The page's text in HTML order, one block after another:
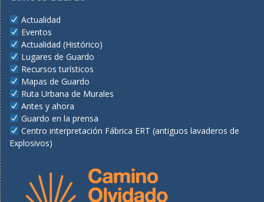
Actualidad
Eventos
Actualidad (Histórico)
Lugares de Guardo
Recursos turísticos
Mapas de Guardo
Ruta Urbana de Murales
Antes y ahora
Guardo en la prensa
Centro interpretación Fábrica ERT (antiguos lavaderos de
Explosivos)